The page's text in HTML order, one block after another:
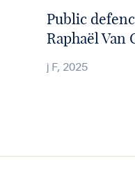
article
Public
Raphaël Van
j F, 2025